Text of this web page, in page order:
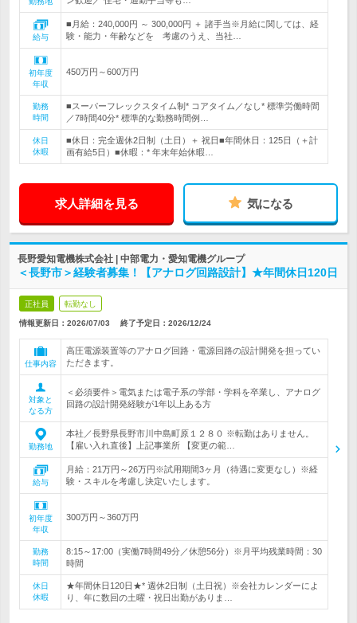
給与
■月給：240,000円 ～ 300,000円 ＋ 諸手当※月給に関しては、経
験・能力・年齢などを 考慮のうえ、当社…
初年度
年収
450万円～600万円
勤務
時間
■スーパーフレックスタイム制* コアタイム／なし* 標準労働時間
／7時間40分* 標準的な勤務時間例…
休日
休暇
■休日：完全週休2日制（土日）＋ 祝日■年間休日：125日（＋計
画有給5日）■休暇：* 年末年始休暇…
求人詳細を見る 気になる
長野愛知電機株式会社 | 中部電力・愛知電機グループ
＜長野市＞経験者募集！【アナログ回路設計】★年間休日120日
正社員 転勤なし
情報更新日：2026/07/03 終了予定日： 2026/12/24
仕事内容
高圧電源装置等のアナログ回路・電源回路の設計開発を担ってい
ただきます。
対象と
なる方
＜必須要件＞電気または電子系の学部・学科を卒業し、アナログ
回路の設計開発経験が1年以上ある方
勤務地
本社／長野県長野市川中島町原１２８０ ※転勤はありません。
【雇い入れ直後】上記事業所 【変更の範…
給与
月給：21万円～26万円※試用期間3ヶ月（待遇に変更なし）※経
験・スキルを考慮し決定いたします。
初年度
年収
300万円～360万円
勤務
時間
8:15～17:00（実働7時間49分／休憩56分）※月平均残業時間：30
時間
休日
休暇
★年間休日120日★* 週休2日制（土日祝）※会社カレンダーによ
り、年に数回の土曜・祝日出勤がありま…